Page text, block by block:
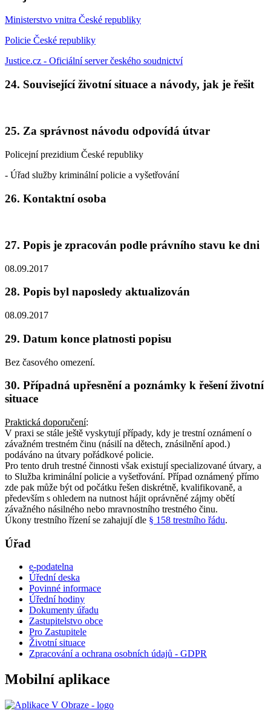
Ministerstvo vnitra České republiky
Policie České republiky
Justice.cz - Oficiální server českého soudnictví
24. Související životní situace a návody, jak je řešit
25. Za správnost návodu odpovídá útvar
Policejní prezidium České republiky
- Úřad služby kriminální policie a vyšetřování
26. Kontaktní osoba
27. Popis je zpracován podle právního stavu ke dni
08.09.2017
28. Popis byl naposledy aktualizován
08.09.2017
29. Datum konce platnosti popisu
Bez časového omezení.
30. Případná upřesnění a poznámky k řešení životní
situace
Praktická doporučení:
V praxi se stále ještě vyskytují případy, kdy je trestní oznámení o
závažném trestném činu (násilí na dětech, znásilnění apod.)
podáváno na útvary pořádkové policie.
Pro tento druh trestné činnosti však existují specializované útvary, a
to Služba kriminální policie a vyšetřování. Případ oznámený přímo
zde pak může být od počátku řešen diskrétně, kvalifikovaně, a
především s ohledem na nutnost hájit oprávněné zájmy obětí
závažného násilného nebo mravnostního trestného činu.
Úkony trestního řízení se zahajují dle § 158 trestního řádu.
Úřad
e-podatelna
Úřední deska
Povinné informace
Úřední hodiny
Dokumenty úřadu
Zastupitelstvo obce
Pro Zastupitele
Životní situace
Zpracování a ochrana osobních údajů - GDPR
Mobilní aplikace